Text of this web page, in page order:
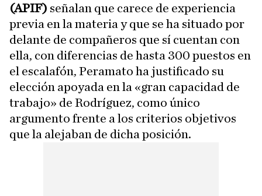
(APIF) señalan que carece de experiencia
previa en la materia y que se ha situado por
delante de compañeros que sí cuentan con
ella, con diferencias de hasta 300 puestos en
el escalafón, Peramato ha justificado su
elección apoyada en la «gran capacidad de
trabajo» de Rodríguez, como único
argumento frente a los criterios objetivos
que la alejaban de dicha posición.